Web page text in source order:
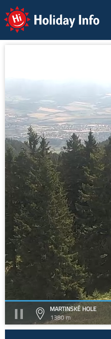
Holiday Info
MARTINSKÉ HOLE
1380 m